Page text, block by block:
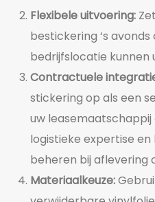
Flexibele uitvoering:
bestickering ‘s
bedrijfslocatie kunnen
Contractuele
stickering op als een
uw leasemaatschappij
logistieke expertise
beheren bij aflevering
Materiaalkeuze: